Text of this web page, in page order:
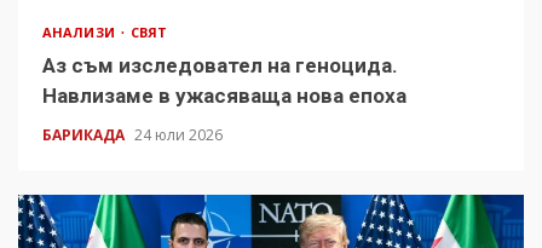
АНАЛИЗИ СВЯТ
Аз съм изследовател на геноцида.
Навлизаме в ужасяваща нова епоха
БАРИКАДА 24 юли 2026